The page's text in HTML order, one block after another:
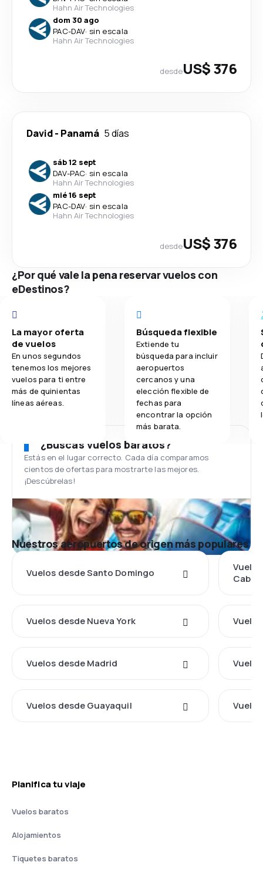
Hahn Air Technologies
dom 30 ago
PAC-DAV· sin escala
Hahn Air Technologies
desdeUS$ 376
David- Panamá 5 días
sáb 12 sept
DAV-PAC· sin escala
Hahn Air Technologies
mié 16 sept
PAC-DAV· sin escala
Hahn Air Technologies
desdeUS$ 376
¿Por qué vale la pena reservar vuelos con
eDestinos?
La mayor oferta
de vuelos
En unos segundos
tenemos los mejores
vuelos para ti entre
más de quinientas
líneas aéreas.
Búsqueda flexible
Extiende tu
búsqueda para incluir
aeropuertos
cercanos y una
elección flexible de
fechas para
encontrar la opción
más barata.
¿Buscas vuelos baratos?
Estás en el lugar correcto. Cada día comparamos
cientos de ofertas para mostrarte las mejores.
¡Descúbrelas!
Nuestros aeropuertos de origen más populares
Vuelos desde Santo Domingo
Vuelos desde Nueva York
Vuelos desde Madrid
Vuelos desde Guayaquil
Planifica tu viaje
Vuelos baratos
Alojamientos
Tiquetes baratos